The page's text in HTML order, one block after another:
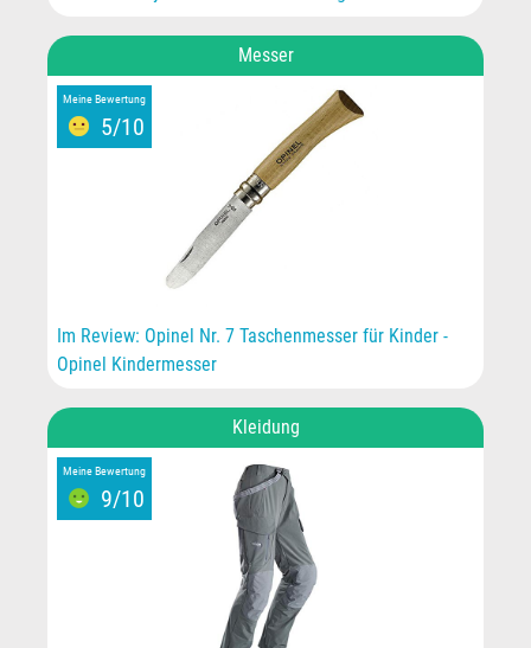
Messer
Meine Bewertung
5/10
Im Review: Opinel Nr. 7 Taschenmesser für Kinder -
Opinel Kindermesser
Kleidung
Meine Bewertung
9/10